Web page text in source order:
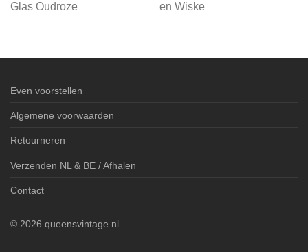
Glas Oudroze
en Wiske
Even voorstellen
Algemene voorwaarden
Retourneren
Verzenden NL & BE / Afhalen
Contact
© 2026 queensvintage.nl